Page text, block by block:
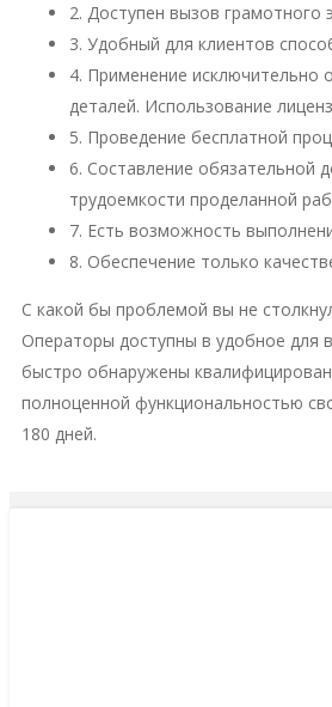
2. Доступен вызов грамотного
3. Удобный для клиентов
4. Применение исключительно
деталей. Использование
5. Проведение бесплатной
6. Составление обязательной
трудоемкости проделанной
7. Есть возможность
8. Обеспечение только
С какой бы проблемой вы не
Операторы доступны в удобное для
быстро обнаружены
полноценной функциональностью
180 дней.